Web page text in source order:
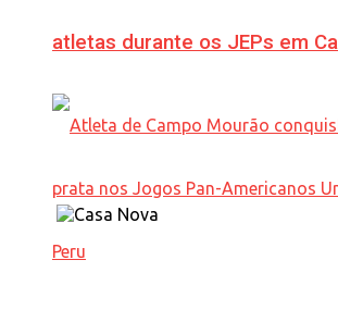
atletas durante os JEPs em